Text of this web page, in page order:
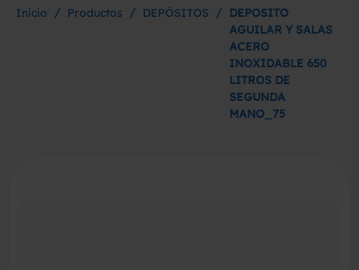
Inicio / Productos / DEPÓSITOS / DEPOSITO
AGUILAR Y SALAS
ACERO
INOXIDABLE 650
LITROS DE
SEGUNDA
MANO_75